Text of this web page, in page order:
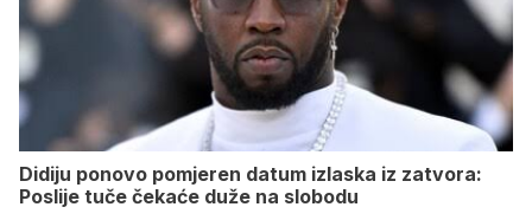
Didiju ponovo pomjeren datum izlaska iz zatvora:
Poslije tuče čekaće duže na slobodu